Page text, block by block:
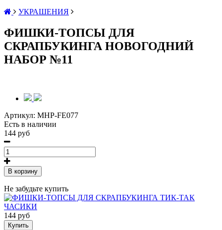
УКРАШЕНИЯ
ФИШКИ-ТОПСЫ ДЛЯ
СКРАПБУКИНГА НОВОГОДНИЙ
НАБОР №11
Артикул: MHP-FE077
Есть в наличии
144 руб
В корзину
Не забудьте купить
144 руб
Купить